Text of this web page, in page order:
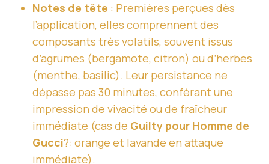
Notes de tête : Premières perçues dès
l’application, elles comprennent des
composants très volatils, souvent issus
d’agrumes (bergamote, citron) ou d’herbes
(menthe, basilic). Leur persistance ne
dépasse pas 30 minutes, conférant une
impression de vivacité ou de fraîcheur
immédiate (cas de Guilty pour Homme de
Gucci?: orange et lavande en attaque
immédiate).